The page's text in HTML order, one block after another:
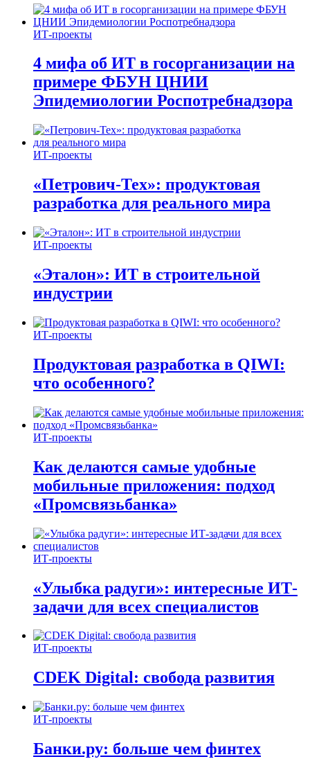
ИТ-проекты
4 мифа об ИТ в госорганизации на
примере ФБУН ЦНИИ
Эпидемиологии Роспотребнадзора
ИТ-проекты
«Петрович-Тех»: продуктовая
разработка для реального мира
ИТ-проекты
«Эталон»: ИТ в строительной
индустрии
ИТ-проекты
Продуктовая разработка в QIWI:
что особенного?
ИТ-проекты
Как делаются самые удобные
мобильные приложения: подход
«Промсвязьбанка»
ИТ-проекты
«Улыбка радуги»: интересные ИТ-
задачи для всех специалистов
ИТ-проекты
CDEK Digital: свобода развития
ИТ-проекты
Банки.ру: больше чем финтех